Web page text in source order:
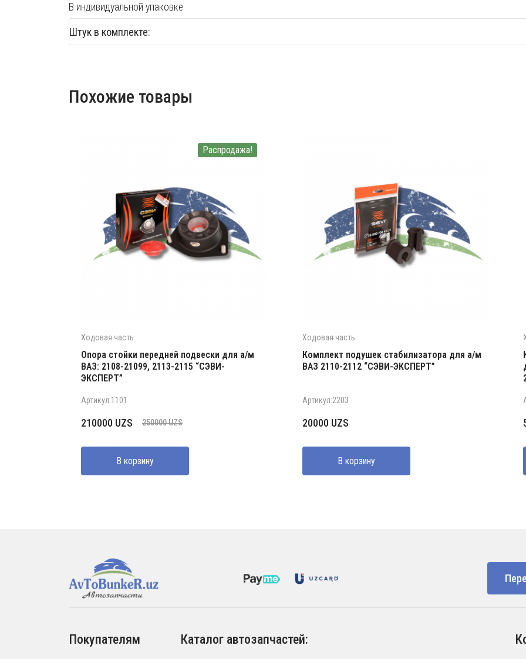
В индивидуальной упаковке
Штук в комплекте:
Похожие товары
Распродажа!
Ходовая часть
Опора стойки передней подвески для а/м
ВАЗ: 2108-21099, 2113-2115 “СЭВИ-
ЭКСПЕРТ”
Артикул:1101
250000UZS
Первоначальная
составляла
250000 UZS.
210000 UZS
Текущая
210000 UZS.
В корзину
Ходовая часть
Комплект подушек стабилизатора для а/м
ВАЗ 2110-2112 “СЭВИ-ЭКСПЕРТ”
Артикул:2203
20000 UZS
В корзину
Покупателям Каталог автозапчастей: